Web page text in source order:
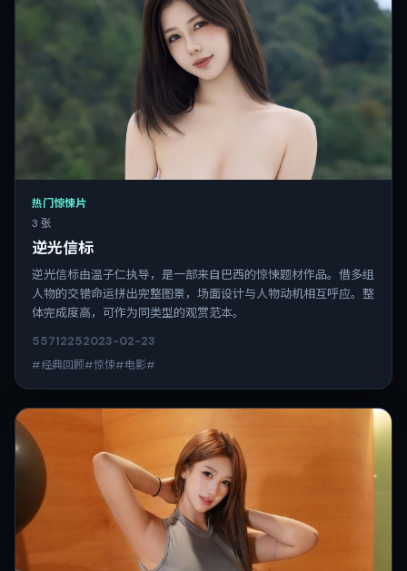
热门惊悚片
3 张
逆光信标
逆光信标由温子仁执导，是一部来自巴西的惊悚题材作品。借多组
人物的交错命运拼出完整图景，场面设计与人物动机相互呼应。整
体完成度高，可作为同类型的观赏范本。
55712252023-02-23
#经典回顾#惊悚#电影#